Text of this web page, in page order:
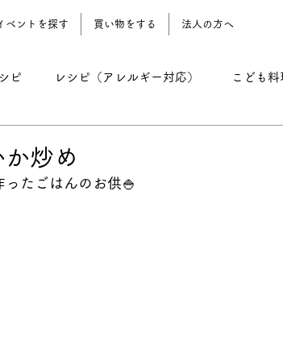
ベントを探す 買い物をする 法人の方へ
ピ レシピ（アレルギー対応） こども料
おやつ）
炒め
たごはんのお供🍚